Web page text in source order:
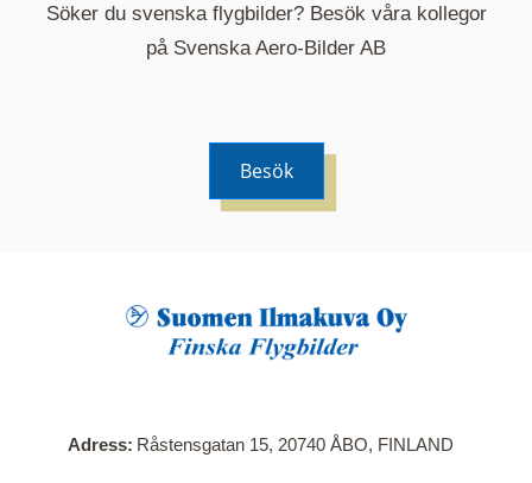
När du klickar på en serie så öppnas en ny flik.
Här visas en karta över bilder med kända
Söker du svenska flygbilder? Besök våra kollegor
på Svenska Aero-Bilder AB
Besök
Adress Råstensgatan 15, 20740 ÅBO, FINLAND